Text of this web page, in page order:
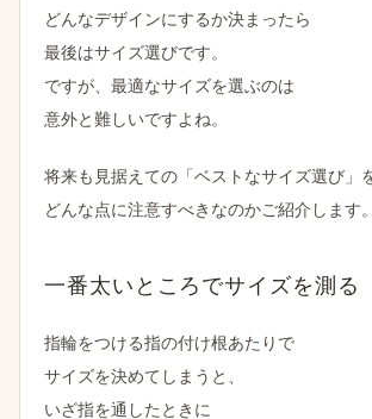
どんな​デザインに​するか​決まったら
最後は​サイズ選びです。
ですが、​最適な​サイズを​選ぶのは
意外と​難しいですよね。
将来も​見据えての​「ベストな​サイズ選び」
どんな​点に​注意すべきなのか​ご紹介します。
一番​太い​ところで​サイズを​測る
指輪を​つける​指の​付け根あたりで
サイズを​決めてしまうと、
い​ざ指を​通した​ときに